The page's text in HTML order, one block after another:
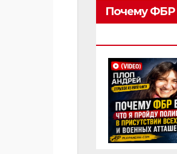
Почему ФБР